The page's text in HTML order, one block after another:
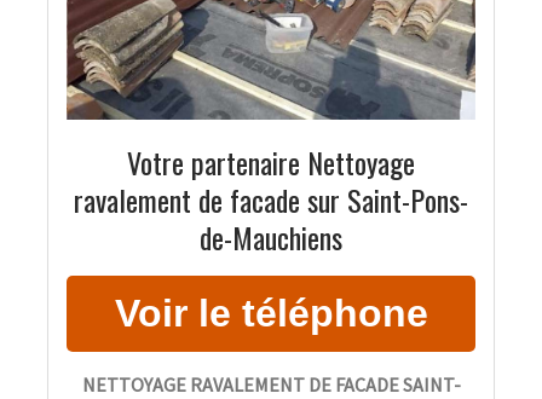
Votre partenaire Nettoyage
ravalement de facade sur Saint-Pons-
de-Mauchiens
NETTOYAGE RAVALEMENT DE FACADE SAINT-